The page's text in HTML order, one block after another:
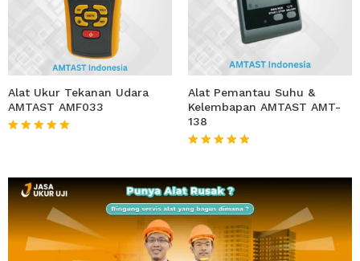
Alat Ukur Tekanan Udara
AMTAST AMF033
Alat Pemantau Suhu &
Kelembapan AMTAST AMT-
138